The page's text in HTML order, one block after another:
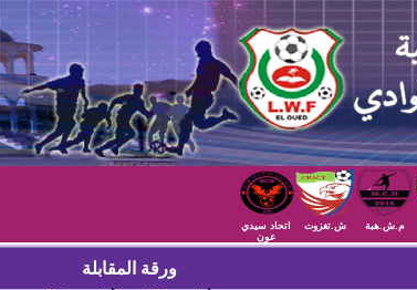
م.ش.هبة ش.تغزوت
اتحاد سيدي
عون
ورقة المقابلة